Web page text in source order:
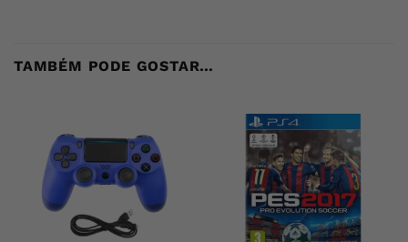
TAMBÉM PODE GOSTAR…